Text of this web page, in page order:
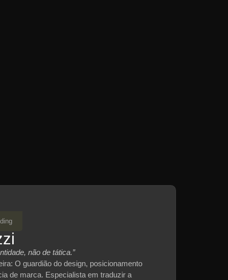
não de tática.”
O guardião do design, posicionamento
de marca. Especialista em traduzir a